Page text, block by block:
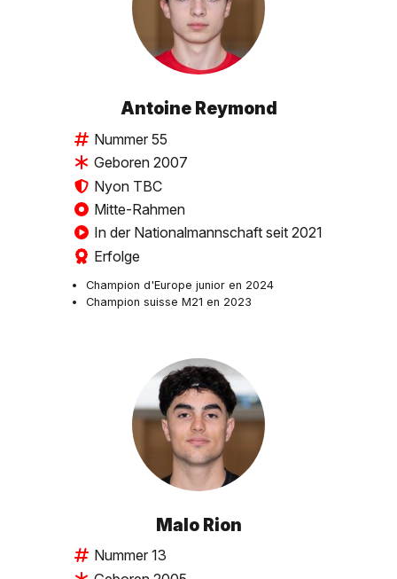
Antoine Reymond
Nummer 55
Geboren 2007
Nyon TBC
Mitte-Rahmen
In der Nationalmannschaft seit 2021
Erfolge
Champion d'Europe junior en 2024
Champion suisse M21 en 2023
Malo Rion
Nummer 13